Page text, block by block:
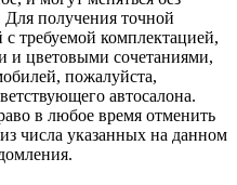
Для получения точной
требуемой комплектацией,
и цветовыми сочетаниями,
пожалуйста,
автосалона.
в любое время отменить
числа указанных на данном